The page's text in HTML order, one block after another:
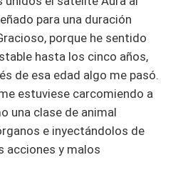
para una duración
porque he sentido
hasta los cinco años,
de esa edad algo me pasó.
estuviese carcomiendo a
una clase de animal
e inyectándolos de
acciones y malos